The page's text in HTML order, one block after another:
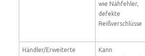
wie Nähfehler,
defekte
Reißverschlüsse
Händler/Erweiterte
Kann